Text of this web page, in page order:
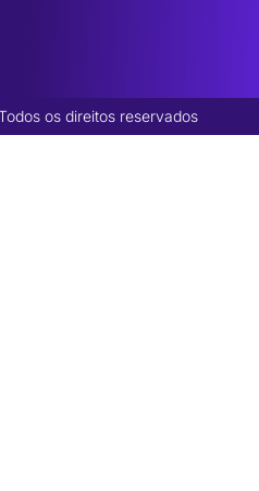
os direitos reservados